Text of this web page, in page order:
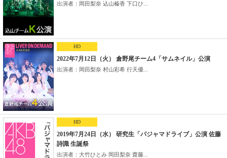
出演者：岡田梨奈 込山榛香 下口ひ...
HD
2022年7月12日（火） 倉野尾チーム4「サムネイル」公演
出演者：岡田梨奈 村山彩希 行天優...
HD
2019年7月24日（水） 研究生「パジャマドライブ」公演 佐藤
詩識 生誕祭
出演者：大竹ひとみ 岡田梨奈 齋藤...